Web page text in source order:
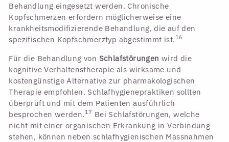
Behandlung eingesetzt werden. Chronische
Kopfschmerzen erfordern möglicherweise eine
krankheitsmodifizierende Behandlung, die auf den
spezifischen Kopfschmerztyp abgestimmt ist. 16
Für die Behandlung von Schlafstörungen wird die
kognitive Verhaltenstherapie als wirksame und
kostengünstige Alternative zur pharmakologischen
Therapie empfohlen. Schlafhygienepraktiken sollten
überprüft und mit dem Patienten ausführlich
besprochen werden. 17 Bei Schlafstörungen, welche
nicht mit einer organischen Erkrankung in Verbindung
stehen, können neben schlafhygienischen Massnahmen